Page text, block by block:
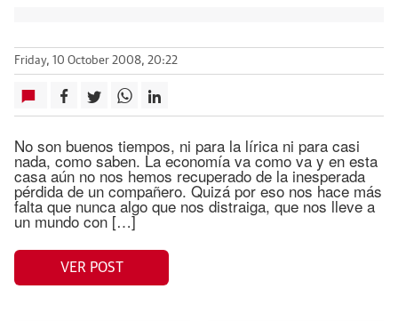
Friday, 10 October 2008, 20:22
No son buenos tiempos, ni para la lírica ni para casi
nada, como saben. La economía va como va y en esta
casa aún no nos hemos recuperado de la inesperada
pérdida de un compañero. Quizá por eso nos hace más
falta que nunca algo que nos distraiga, que nos lleve a
un mundo con […]
VER POST